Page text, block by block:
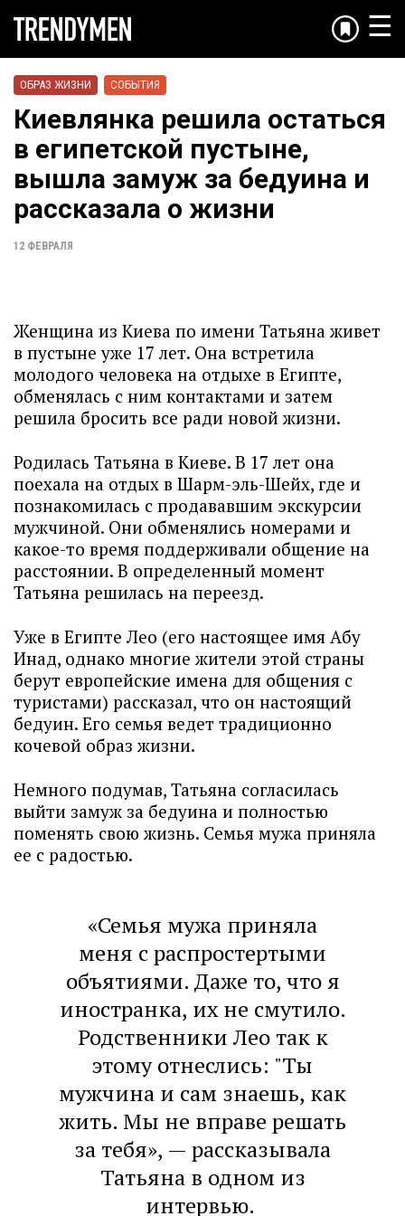
☰
ОБРАЗ ЖИЗНИ СОБЫТИЯ
Киевлянка решила остаться
в египетской пустыне,
вышла замуж за бедуина и
рассказала о жизни
12 ФЕВРАЛЯ
Женщина из Киева по имени Татьяна живет
в пустыне уже 17 лет. Она встретила
молодого человека на отдыхе в Египте,
обменялась с ним контактами и затем
решила бросить все ради новой жизни.
Родилась Татьяна в Киеве. В 17 лет она
поехала на отдых в Шарм-эль-Шейх, где и
познакомилась с продававшим экскурсии
мужчиной. Они обменялись номерами и
какое-то время поддерживали общение на
расстоянии. В определенный момент
Татьяна решилась на переезд.
Уже в Египте Лео (его настоящее имя Абу
Инад, однако многие жители этой страны
берут европейские имена для общения с
туристами) рассказал, что он настоящий
бедуин. Его семья ведет традиционно
кочевой образ жизни.
Немного подумав, Татьяна согласилась
выйти замуж за бедуина и полностью
поменять свою жизнь. Семья мужа приняла
ее с радостью.
«Семья мужа приняла
меня с распростертыми
объятиями. Даже то, что я
иностранка, их не смутило.
Родственники Лео так к
этому отнеслись: "Ты
мужчина и сам знаешь, как
жить. Мы не вправе решать
за тебя», — рассказывала
Татьяна в одном из
интервью.